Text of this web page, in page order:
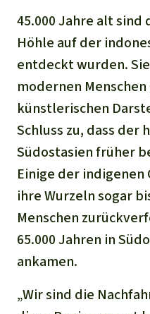
45.000 Jahre alt
Höhle auf der
entdeckt wurden.
modernen
künstlerischen
Schluss zu, dass der
Südostasien früher
Einige der indigenen
ihre Wurzeln sogar
Menschen
65.000 Jahren in
ankamen.
„Wir sind die